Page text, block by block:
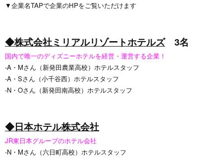
▼企業名TAPで企業のHPをご覧いただけます
◆株式会社ミリアルリゾートホテルズ 3名
国内で唯一のディズニーホテルを経営・運営する企業！
-A・Mさん（新発田農業高校）ホテルスタッフ
-A・Sさん（小千谷西）ホテルスタッフ
-N・Oさん（新発田南高校）ホテルスタッフ
◆日本ホテル株式会社
JR東日本グループのホテル会社
-N・Mさん（六日町高校）ホテルスタッフ